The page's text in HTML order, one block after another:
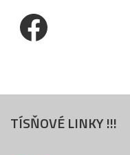
Facebook
TÍSŇOVÉ LINKY !!!